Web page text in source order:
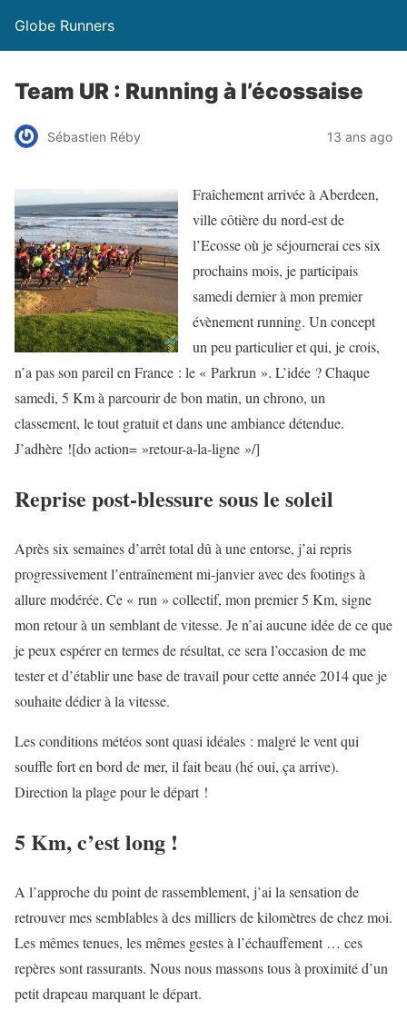
Globe Runners
Team UR : Running à l’écossaise
Sébastien Réby 13 ans ago
Fraîchement arrivée à Aberdeen,
ville côtière du nord-est de
l’Ecosse où je séjournerai ces six
prochains mois, je participais
samedi dernier à mon premier
évènement running. Un concept
un peu particulier et qui, je crois,
n’a pas son pareil en France : le « Parkrun ». L’idée ? Chaque
samedi, 5 Km à parcourir de bon matin, un chrono, un
classement, le tout gratuit et dans une ambiance détendue.
J’adhère ![do action= »retour-a-la-ligne »/]
Reprise post-blessure sous le soleil
Après six semaines d’arrêt total dû à une entorse, j’ai repris
progressivement l’entraînement mi-janvier avec des footings à
allure modérée. Ce « run » collectif, mon premier 5 Km, signe
mon retour à un semblant de vitesse. Je n’ai aucune idée de ce que
je peux espérer en termes de résultat, ce sera l’occasion de me
tester et d’établir une base de travail pour cette année 2014 que je
souhaite dédier à la vitesse.
Les conditions météos sont quasi idéales : malgré le vent qui
souffle fort en bord de mer, il fait beau (hé oui, ça arrive).
Direction la plage pour le départ !
5 Km, c’est long !
A l’approche du point de rassemblement, j’ai la sensation de
retrouver mes semblables à des milliers de kilomètres de chez moi.
Les mêmes tenues, les mêmes gestes à l’échauffement … ces
repères sont rassurants. Nous nous massons tous à proximité d’un
petit drapeau marquant le départ.